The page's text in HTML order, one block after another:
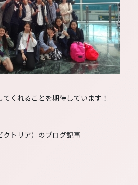
くれることを期待しています！
トリア）のブログ記事